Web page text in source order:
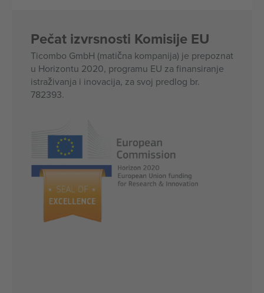
Pečat izvrsnosti Komisije EU
Ticombo GmbH (matična kompanija) je prepoznat
u Horizontu 2020, programu EU za finansiranje
istraživanja i inovacija, za svoj predlog br.
782393.